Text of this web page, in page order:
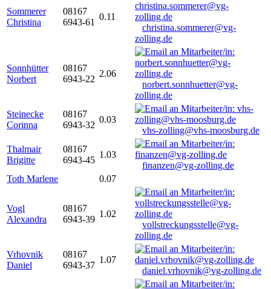
Sommerer
Christina
08167
6943-61
0.11
christina.sommerer@vg-
zolling.de
Sonnhütter
Norbert
08167
6943-22
2.06
norbert.sonnhuetter@vg-
zolling.de
Steinecke
Corinna
08167
6943-32
0.03
vhs-zolling@vhs-moosburg.de
Thalmair
Brigitte
08167
6943-45
1.03
finanzen@vg-zolling.de
Toth Marlene
0.07
Vogl
Alexandra
08167
6943-39
1.02
vollstreckungsstelle@vg-
zolling.de
Vrhovnik
Daniel
08167
6943-37
1.07
daniel.vrhovnik@vg-zolling.de